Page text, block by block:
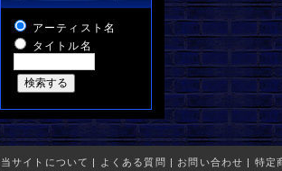
アーティスト名
タイトル名
当サイトについて | よくある質問 | お問い合わせ | 特定